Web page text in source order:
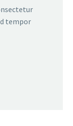
tempor